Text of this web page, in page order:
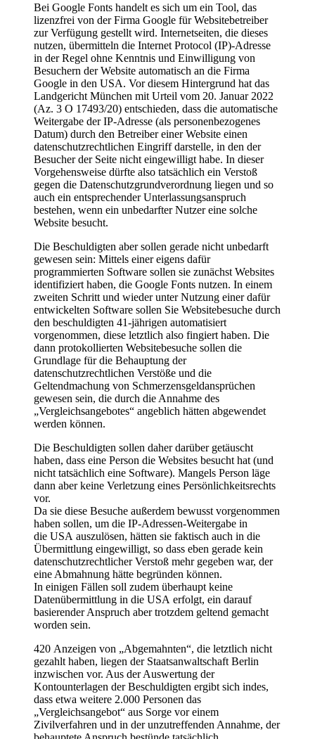
Bei Google Fonts handelt es sich um ein Tool, das
lizenzfrei von der Firma Google für Websitebetreiber
zur Verfügung gestellt wird. Internetseiten, die dieses
nutzen, übermitteln die Internet Protocol (IP)‑Adresse
in der Regel ohne Kenntnis und Einwilligung von
Besuchern der Website automatisch an die Firma
Google in den USA. Vor diesem Hintergrund hat das
Landgericht München mit Urteil vom 20. Januar 2022
(Az. 3 O 17493/20) entschieden, dass die automatische
Weitergabe der IP‑Adresse (als personenbezogenes
Datum) durch den Betreiber einer Website einen
datenschutzrechtlichen Eingriff darstelle, in den der
Besucher der Seite nicht eingewilligt habe. In dieser
Vorgehensweise dürfte also tatsächlich ein Verstoß
gegen die Datenschutzgrundverordnung liegen und so
auch ein entsprechender Unterlassungsanspruch
bestehen, wenn ein unbedarfter Nutzer eine solche
Website besucht.
Die Beschuldigten aber sollen gerade nicht unbedarft
gewesen sein: Mittels einer eigens dafür
programmierten Software sollen sie zunächst Websites
identifiziert haben, die Google Fonts nutzen. In einem
zweiten Schritt und wieder unter Nutzung einer dafür
entwickelten Software sollen Sie Websitebesuche durch
den beschuldigten 41‑jährigen automatisiert
vorgenommen, diese letztlich also fingiert haben. Die
dann protokollierten Websitebesuche sollen die
Grundlage für die Behauptung der
datenschutzrechtlichen Verstöße und die
Geltendmachung von Schmerzensgeldansprüchen
gewesen sein, die durch die Annahme des
„Vergleichsangebotes“ angeblich hätten abgewendet
werden können.
Die Beschuldigten sollen daher darüber getäuscht
haben, dass eine Person die Websites besucht hat (und
nicht tatsächlich eine Software). Mangels Person läge
dann aber keine Verletzung eines Persönlichkeitsrechts
vor.
Da sie diese Besuche außerdem bewusst vorgenommen
haben sollen, um die IP‑Adressen‑Weitergabe in
die USA auszulösen, hätten sie faktisch auch in die
Übermittlung eingewilligt, so dass eben gerade kein
datenschutzrechtlicher Verstoß mehr gegeben war, der
eine Abmahnung hätte begründen können.
In einigen Fällen soll zudem überhaupt keine
Datenübermittlung in die USA erfolgt, ein darauf
basierender Anspruch aber trotzdem geltend gemacht
worden sein.
420 Anzeigen von „Abgemahnten“, die letztlich nicht
gezahlt haben, liegen der Staatsanwaltschaft Berlin
inzwischen vor. Aus der Auswertung der
Kontounterlagen der Beschuldigten ergibt sich indes,
dass etwa weitere 2.000 Personen das
„Vergleichsangebot“ aus Sorge vor einem
Zivilverfahren und in der unzutreffenden Annahme, der